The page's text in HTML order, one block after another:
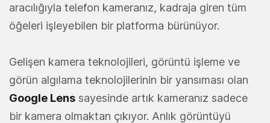
aracılığıyla telefon kameranız, kadraja giren tüm
öğeleri işleyebilen bir platforma bürünüyor.
Gelişen kamera teknolojileri, görüntü işleme ve
görün algılama teknolojilerinin bir yansıması olan
Google Lens sayesinde artık kameranız sadece
bir kamera olmaktan çıkıyor. Anlık görüntüyü